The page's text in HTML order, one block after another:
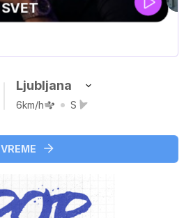
Ljubljana
6km/h S
VREME